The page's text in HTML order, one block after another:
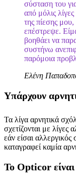
σύσταση του
από μόλις
της πίεσης μου,
επέστρεψε.
βοηθάει να
συστήνω
παρόμοια
Ελένη
Υπάρχουν
Τα λίγα αρνητικά
σχετίζονται με λίγες
εάν είσαι
καταγραφεί καμία
Το Opticor